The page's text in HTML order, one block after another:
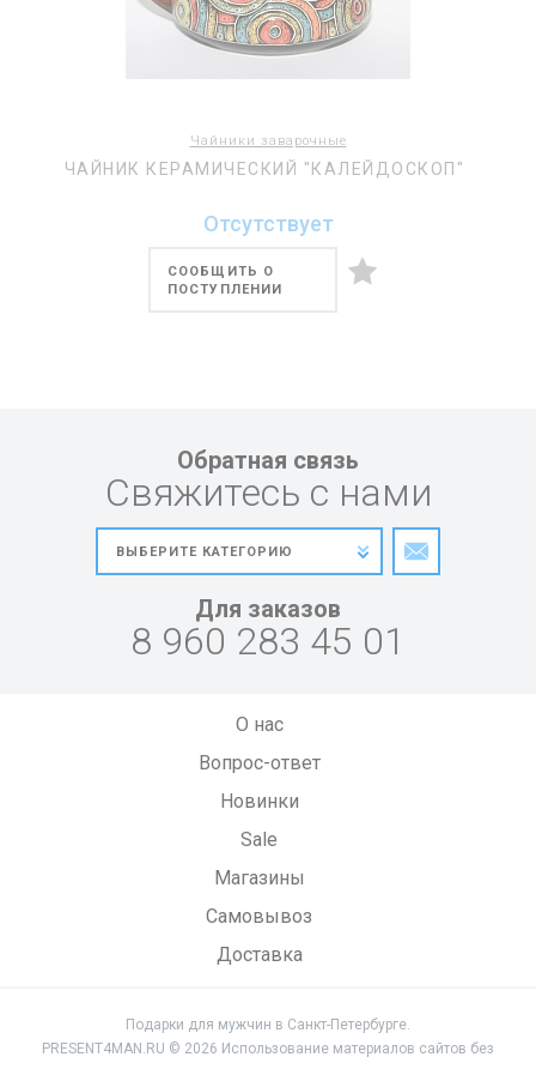
Чайники заварочные
ЧАЙНИК КЕРАМИЧЕСКИЙ "КАЛЕЙДОСКОП"
Отсутствует
СООБЩИТЬ О
ПОСТУПЛЕНИИ
Обратная связь
Свяжитесь с нами
Для заказов
8 960 283 45 01
О нас
Вопрос-ответ
Новинки
Sale
Магазины
Самовывоз
Доставка
Подарки для мужчин в Санкт-Петербурге.
PRESENT4MAN.RU © 2026 Использование материалов сайтов без